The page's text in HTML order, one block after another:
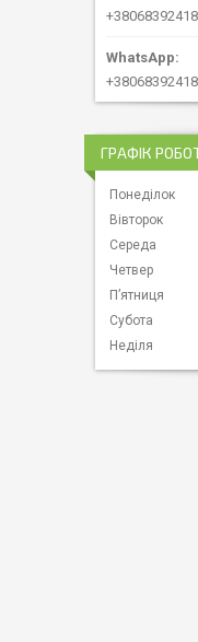
ГРАФІК
Понеділок
Вівторок
Середа
Четвер
Пʼятниця
Субота
Неділя